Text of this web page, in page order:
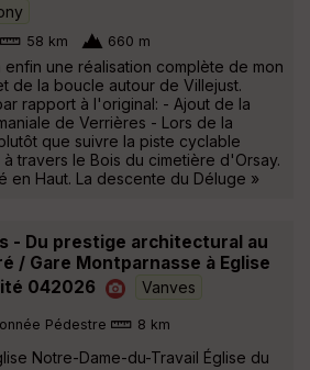
58 km 660 m
enfin une réalisation complète de mon
de la boucle autour de Villejust.
rapport à l'original: - Ajout de la
de Verrières - Lors de la
que suivre la piste cyclable
travers le Bois du cimetière d'Orsay.
en Haut. La descente du Déluge »
- Du prestige architectural au
/ Gare Montparnasse à Eglise
042026
Vanves
Pédestre 8 km
Notre-Dame-du-Travail Église du